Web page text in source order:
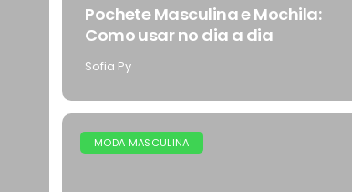
Pochete Masculina e Mochila:
Como usar no dia a dia
Sofia Py
MODA MASCULINA